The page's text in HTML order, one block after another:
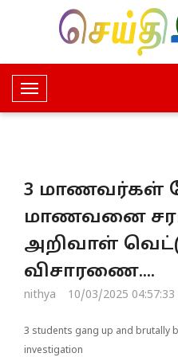
T
o
e
a
v
a
3 மாணவர்கள்
மாணவனை
அறிவாள்
விசாரணை....
nithya 10/03/2025 04:57:33
3 students gang up and brutally
investigation